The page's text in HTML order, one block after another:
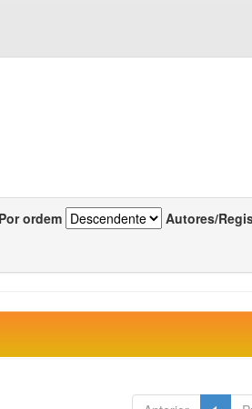
Por ordem Autores/